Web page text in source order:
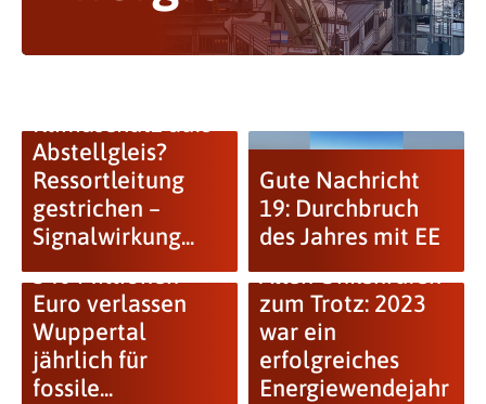
Abstellgleis?
Ressortleitung
gestrichen –
Signalwirkung...
Gute Nachricht
19: Durchbruch
des Jahres mit EE
340 Millionen
Euro verlassen
Wuppertal
jährlich für
fossile...
Allen Unkenrufen
zum Trotz: 2023
war ein
erfolgreiches
Energiewendejahr